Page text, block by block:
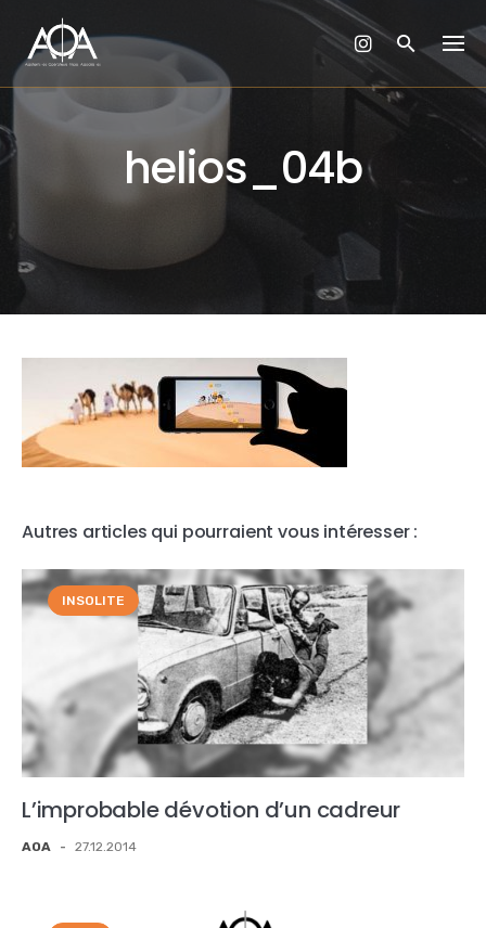
content
helios_04b
Autres articles qui pourraient vous intéresser :
INSOLITE
L’improbable dévotion d’un cadreur
AOA - 27.12.2014